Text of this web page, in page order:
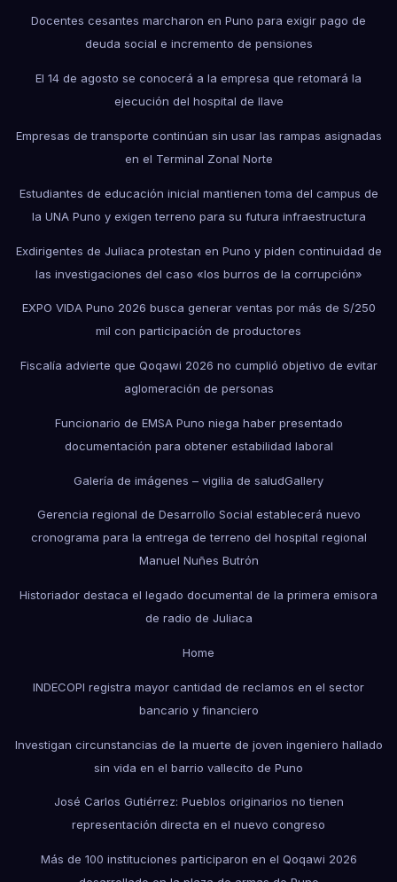
Docentes cesantes marcharon en Puno para exigir pago de
deuda social e incremento de pensiones
El 14 de agosto se conocerá a la empresa que retomará la
ejecución del hospital de Ilave
Empresas de transporte continúan sin usar las rampas asignadas
en el Terminal Zonal Norte
Estudiantes de educación inicial mantienen toma del campus de
la UNA Puno y exigen terreno para su futura infraestructura
Exdirigentes de Juliaca protestan en Puno y piden continuidad de
las investigaciones del caso «los burros de la corrupción»
EXPO VIDA Puno 2026 busca generar ventas por más de S/250
mil con participación de productores
Fiscalía advierte que Qoqawi 2026 no cumplió objetivo de evitar
aglomeración de personas
Funcionario de EMSA Puno niega haber presentado
documentación para obtener estabilidad laboral
Galería de imágenes – vigilia de saludGallery
Gerencia regional de Desarrollo Social establecerá nuevo
cronograma para la entrega de terreno del hospital regional
Manuel Nuñes Butrón
Historiador destaca el legado documental de la primera emisora
de radio de Juliaca
Home
INDECOPI registra mayor cantidad de reclamos en el sector
bancario y financiero
Investigan circunstancias de la muerte de joven ingeniero hallado
sin vida en el barrio vallecito de Puno
José Carlos Gutiérrez: Pueblos originarios no tienen
representación directa en el nuevo congreso
Más de 100 instituciones participaron en el Qoqawi 2026